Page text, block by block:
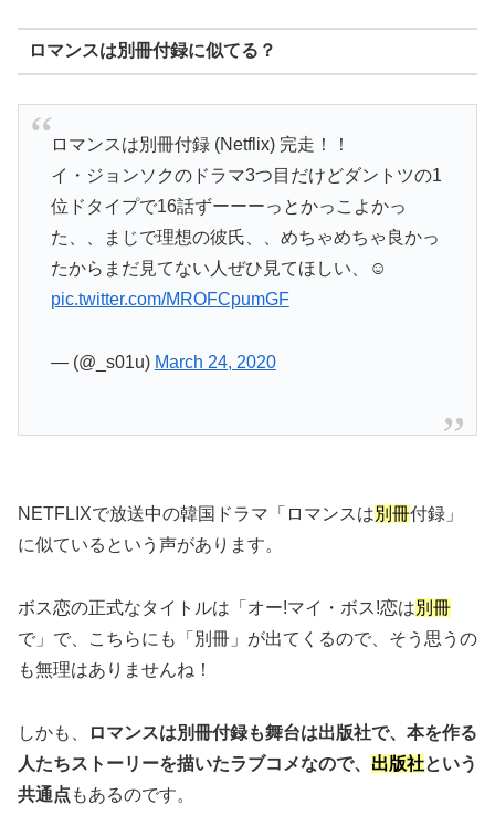
ロマンスは別冊付録に似てる？
ロマンスは別冊付録 (Netflix) 完走！！
イ・ジョンソクのドラマ3つ目だけどダントツの1
位ドタイプで16話ずーーーっとかっこよかっ
た、、まじで理想の彼氏、、めちゃめちゃ良かっ
たからまだ見てない人ぜひ見てほしい、☺️
pic.twitter.com/MROFCpumGF
— (@_s01u) March 24, 2020
NETFLIXで放送中の韓国ドラマ「ロマンスは別冊付録」
に似ているという声があります。
ボス恋の正式なタイトルは「オー!マイ・ボス!恋は別冊
で」で、こちらにも「別冊」が出てくるので、そう思うの
も無理はありませんね！
しかも、
ロマンスは別冊付録も舞台は出版社で、本を作る
人たちストーリーを描いたラブコメなので、 出版社という
共通点 もあるのです。